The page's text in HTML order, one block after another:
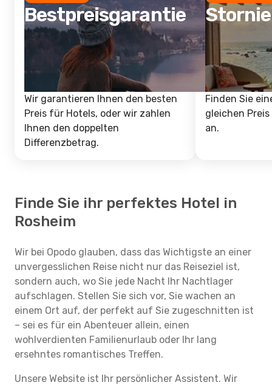
Bestpreisgarantie
Wir garantieren Ihnen den besten
Preis für Hotels, oder wir zahlen
Ihnen den doppelten
Differenzbetrag.
Finden Sie
gleichen
an.
Finde Sie ihr perfektes Hotel in
Rosheim
Wir bei Opodo glauben, dass das Wichtigste an einer
unvergesslichen Reise nicht nur das Reiseziel ist,
sondern auch, wo Sie jede Nacht Ihr Nachtlager
aufschlagen. Stellen Sie sich vor, Sie wachen an
einem Ort auf, der perfekt auf Sie zugeschnitten ist
– sei es für ein Abenteuer allein, einen
wohlverdienten Familienurlaub oder Ihr lang
ersehntes romantisches Treffen.
Unsere Website ist Ihr persönlicher Assistent. Wir